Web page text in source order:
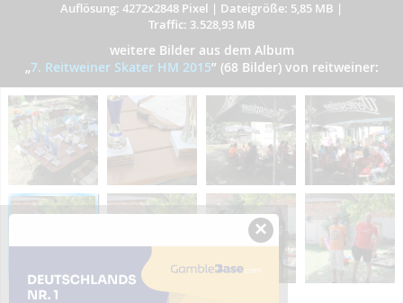
Auflösung: 4272x2848 Pixel | Dateigröße: 5,85 MB |
Traffic: 3.528,93 MB
weitere Bilder aus dem Album
„7. Reitweiner Skater HM 2015” (68 Bilder) von reitweiner:
×